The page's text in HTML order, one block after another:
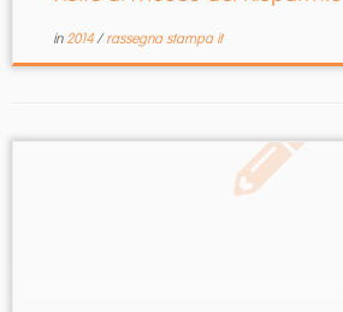
in 2014/rassegna stampa it